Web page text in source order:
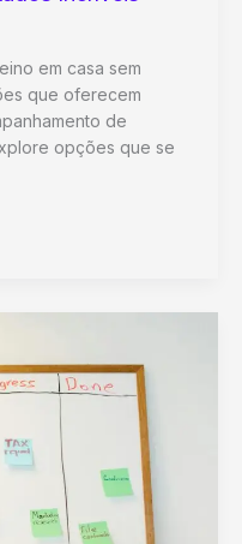
em casa sem
que oferecem
de
opções que se